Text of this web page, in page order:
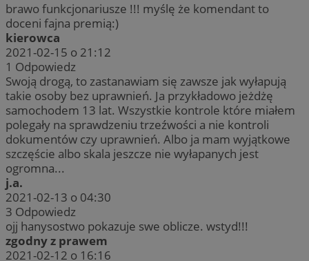
brawo funkcjonariusze !!! myślę że komendant to
doceni fajna premią:)
kierowca
2021-02-15 o 21:12
1 Odpowiedz
Swoją drogą, to zastanawiam się zawsze jak wyłapują
takie osoby bez uprawnień. Ja przykładowo jeżdżę
samochodem 13 lat. Wszystkie kontrole które miałem
polegały na sprawdzeniu trzeźwości a nie kontroli
dokumentów czy uprawnień. Albo ja mam wyjątkowe
szczęście albo skala jeszcze nie wyłapanych jest
ogromna...
j.a.
2021-02-13 o 04:30
3 Odpowiedz
ojj hanysostwo pokazuje swe oblicze. wstyd!!!
zgodny z prawem
2021-02-12 o 16:16